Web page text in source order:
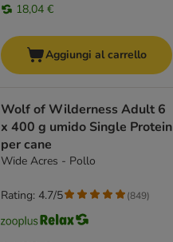
18,04 €
Aggiungi al carrello
Wolf of Wilderness Adult 6
x 400 g umido Single Protein
per cane
Wide Acres - Pollo
Rating: 4.7/5 (849)